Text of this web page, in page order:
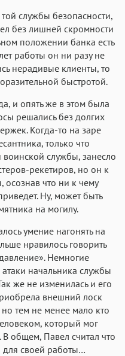
той службы безопасности,
без лишней скромности
положении банка есть
работы он ни разу не
нерадивые клиенты, то
быстротой.
и опять же в этом была
решались без долгих
Когда-то на заре
только что
воинской службы, занесло
рекетиров, но он к
осознав что ни к чему
Ну, может быть
на могилу.
умение нагонять на
нравилось говорить
Немногие
начальника службы
же не изменилась и его
внешний лоск
тем не менее мало кто
который мог
В общем, Павел считал что
своей работы…